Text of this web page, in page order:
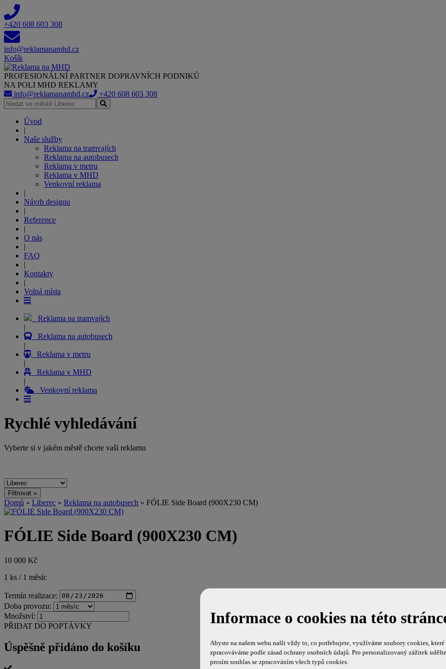
+420 608 603 308
info@reklamanamhd.cz
Košík
PROFESIONÁLNÍ PARTNER DOPRAVNÍCH PODNIKŮ
NA POLI MHD REKLAMY
info@reklamanamhd.cz
+420 608 603 308
Úvod
|
Naše služby
Reklama na tramvajích
Reklama na autobusech
Reklama v metru
Reklama v MHD
Venkovní reklama
|
Návrh designu
|
Reference
|
O nás
|
FAQ
|
Kontakty
|
Volná místa
Reklama na tramvajích
|
Reklama na autobusech
|
Reklama v metru
|
Reklama v MHD
|
Venkovní reklama
Rychlé vyhledávání
Vyberte si v jakém městě chcete vaši reklamu
Domů » Liberec » Reklama na autobusech » FÓLIE Side Board (900X230 CM)
FÓLIE Side Board (900X230 CM)
10 000 Kč
1 ks / 1 měsíc
Termín realizace:
Doba provozu:
Množství:
PŘIDAT DO POPTÁVKY
Úspěšně přidáno do košíku
Informace o cookies na této
Abyste na našem webu našli vždy to, co potřebujete, využíváme soubory cookies, které
zpracováváme podle zásad ochrany osobních údajů. Pro personalizovaný zážitek udělte
prosím souhlas se zpracováním všech typů cookies.